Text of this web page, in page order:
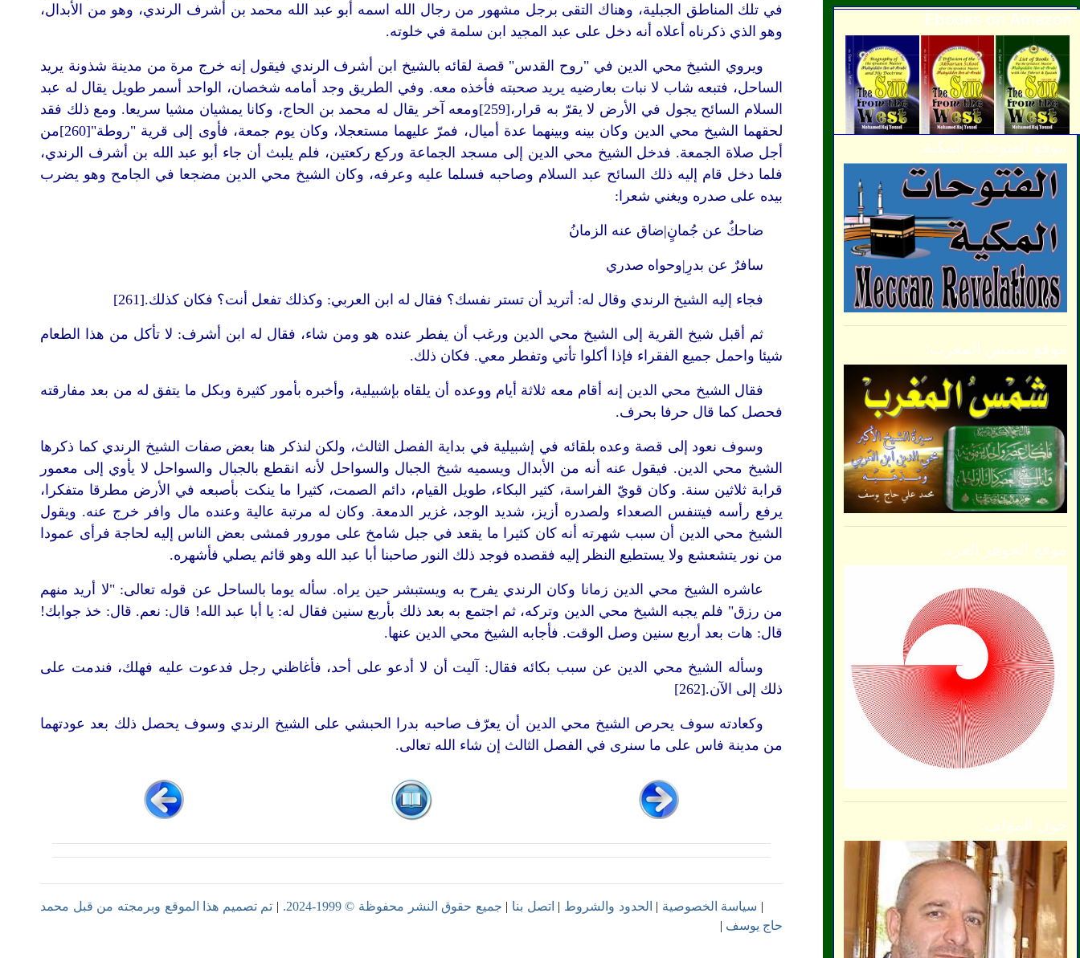
Ebooks on Amazon:
موقع الفتوحات المكية:
موقع شمس المغرب:
موقع الجوهر الفرد:
حول المؤلف:
في تلك المناطق الجبلية، وهناك التقى برجل مشهور من رجال الله اسمه أبو عبد الله محمد بن أشرف الرندي، وهو من الأبدال،
وهو الذي ذكرناه أعلاه أنه دخل على عبد المجيد ابن سلمة في خلوته.
ويروي الشيخ محي الدين في "روح القدس" قصة لقائه بالشيخ ابن أشرف الرندي فيقول إنه خرج مرة من مدينة شذونة يريد
الساحل، فتبعه شاب لا نبات بعارضيه يريد صحبته فأخذه معه. وفي الطريق وجد أمامه شخصان، الواحد أسمر طويل يقال له عبد
السلام السائح يجول في الأرض لا يقرّ به قرار،[259]ومعه آخر يقال له محمد بن الحاج، وكانا يمشيان مشيا سريعا. ومع ذلك فقد
لحقهما الشيخ محي الدين وكان بينه وبينهما عدة أميال، فمرّ عليهما مستعجلا، وكان يوم جمعة، فأوى إلى قرية "روطة"[260]من
أجل صلاة الجمعة. فدخل الشيخ محي الدين إلى مسجد الجماعة وركع ركعتين، فلم يلبث أن جاء أبو عبد الله بن أشرف الرندي،
فلما دخل قام إليه ذلك السائح عبد السلام وصاحبه فسلما عليه وعرفه، وكان الشيخ محي الدين مضجعا في الجامح وهو يضرب
بيده على صدره ويغني شعرا:
ضاحكٌ عن جُمانٍ|ضاق عنه الزمانُ
سافرٌ عن بدرِ|وحواه صدري
فجاء إليه الشيخ الرندي وقال له: أتريد أن تستر نفسك؟ فقال له ابن العربي: وكذلك تفعل أنت؟ فكان كذلك.[261]
ثم أقبل شيخ القرية إلى الشيخ محي الدين ورغب أن يفطر عنده هو ومن شاء، فقال له ابن أشرف: لا تأكل من هذا الطعام
شيئا واحمل جميع الفقراء فإذا أكلوا تأتي وتفطر معي. فكان ذلك.
فقال الشيخ محي الدين إنه أقام معه ثلاثة أيام ووعده أن يلقاه بإشبيلية، وأخبره بأمور كثيرة وبكل ما يتفق له من بعد مفارقته
فحصل كما قال حرفا بحرف.
وسوف نعود إلى قصة وعده بلقائه في إشبيلية في بداية الفصل الثالث، ولكن لنذكر هنا بعض صفات الشيخ الرندي كما ذكرها
الشيخ محي الدين. فيقول عنه أنه من الأبدال ويسميه شيخ الجبال والسواحل لأنه انقطع بالجبال والسواحل لا يأوي إلى معمور
قرابة ثلاثين سنة. وكان قويّ الفراسة، كثير البكاء، طويل القيام، دائم الصمت، كثيرا ما ينكت بأصبعه في الأرض مطرقا متفكرا،
يرفع رأسه فيتنفس الصعداء ولصدره أزيز، شديد الوجد، غزير الدمعة. وكان له مرتبة عالية وعنده مال وافر خرج عنه. ويقول
الشيخ محي الدين أن سبب شهرته أنه كان كثيرا ما يقعد في جبل شامخ على مورور فمشى بعض الناس إليه لحاجة فرأى عمودا
من نور يتشعشع ولا يستطيع النظر إليه فقصده فوجد ذلك النور صاحبنا أبا عبد الله وهو قائم يصلي فأشهره.
عاشره الشيخ محي الدين زمانا وكان الرندي يفرح به ويستبشر حين يراه. سأله يوما بالساحل عن قوله تعالى: "لا أريد منهم
من رزق" فلم يجبه الشيخ محي الدين وتركه، ثم اجتمع به بعد ذلك بأربع سنين فقال له: يا أبا عبد الله! قال: نعم. قال: خذ جوابك!
قال: هات بعد أربع سنين وصل الوقت. فأجابه الشيخ محي الدين عنها.
وسأله الشيخ محي الدين عن سبب بكائه فقال: آليت أن لا أدعو على أحد، فأغاظني رجل فدعوت عليه فهلك، فندمت على
ذلك إلى الآن.[262]
وكعادته سوف يحرص الشيخ محي الدين أن يعرّف صاحبه بدرا الحبشي على الشيخ الرندي وسوف يحصل ذلك بعد عودتهما
من مدينة فاس على ما سنرى في الفصل الثالث إن شاء الله تعالى.
| سياسة الخصوصية | الحدود والشروط | اتصل بنا | جميع حقوق النشر محفوظة © 1999-2024. | تم تصميم هذا الموقع وبرمجته من قبل محمد
حاج يوسف |